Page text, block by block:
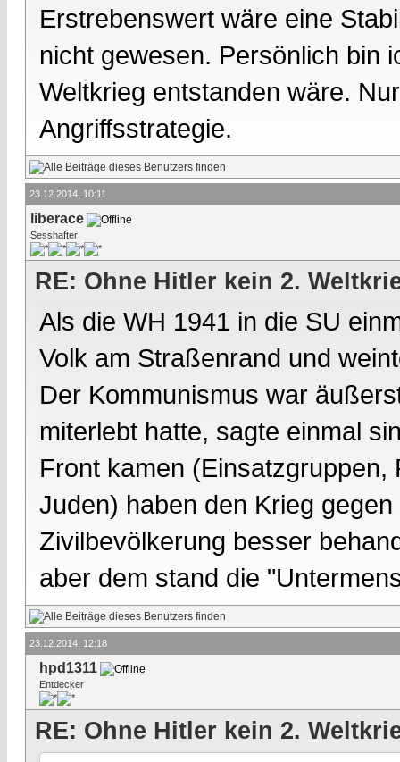
Erstrebenswert wäre eine
nicht gewesen. Persönlich bin
Weltkrieg entstanden wäre.
Angriffsstrategie.
23.12.2014, 10:11
liberace
Sesshafter
RE: Ohne Hitler kein 2.
Als die WH 1941 in die SU
Volk am Straßenrand und
Der Kommunismus war
miterlebt hatte, sagte einmal
Front kamen
Juden) haben den Krieg
Zivilbevölkerung besser
aber dem stand die
23.12.2014, 12:18
hpd1311
Entdecker
RE: Ohne Hitler kein 2.